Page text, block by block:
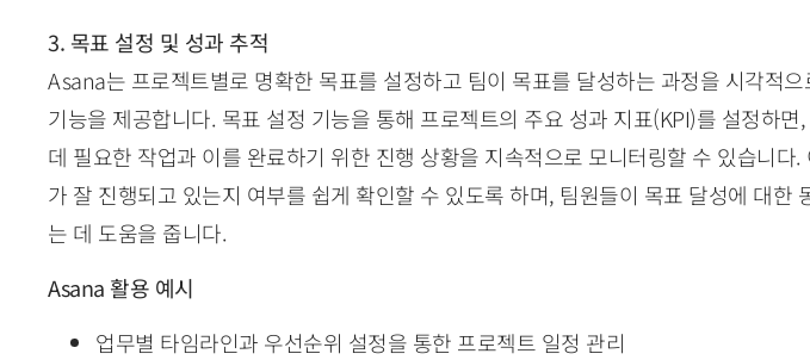
3. 목표 설정 및 성과 추적
Asana는 프로젝트별로 명확한 목표를 설정하고 팀이 목표를 달성하는 과정을 시각적
기능을 제공합니다. 목표 설정 기능을 통해 프로젝트의 주요 성과 지표(KPI)를 설정하면
데 필요한 작업과 이를 완료하기 위한 진행 상황을 지속적으로 모니터링할 수 있습니다
가 잘 진행되고 있는지 여부를 쉽게 확인할 수 있도록 하며, 팀원들이 목표 달성에 대한
는 데 도움을 줍니다.
Asana 활용 예시
업무별 타임라인과 우선순위 설정을 통한 프로젝트 일정 관리